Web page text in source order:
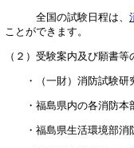
全国の試験日程は、
ことができます。
（２）受験案内及び願書等
・（一財）消防試験研
・福島県内の各消防本
・福島県生活環境部消